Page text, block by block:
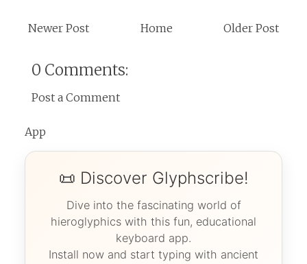
Newer Post Older Post
Home
0 Comments:
Post a Comment
App
📜 Discover Glyphscribe!
Dive into the fascinating world of
hieroglyphics with this fun, educational
keyboard app.
Install now and start typing with ancient